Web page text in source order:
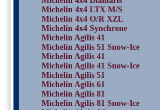
Michelin 4x4 LTX M/S
Michelin 4x4 O/R XZL
Michelin 4x4 Synchrone
Michelin Agilis 41
Michelin Agilis 51 Snow-Ice
Michelin Agilis 41
Michelin Agilis 41 Snow-Ice
Michelin Agilis 51
Michelin Agilis 61
Michelin Agilis 81
Michelin Agilis 81 Snow-Ice